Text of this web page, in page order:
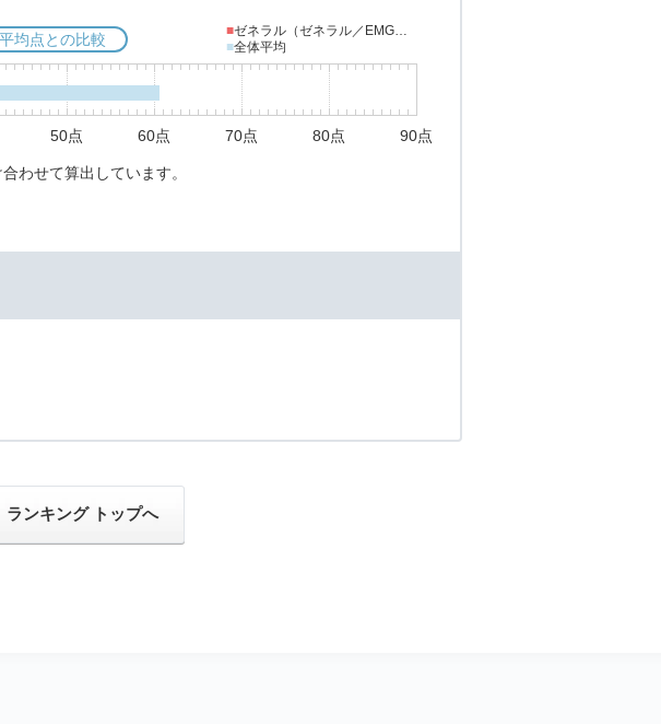
均点との比較 ■ゼネラル（ゼネラル／EMGマーケティング）
■全体平均
50点 60点 70点 80点 90点
わせて算出しています。
ランキング トップへ